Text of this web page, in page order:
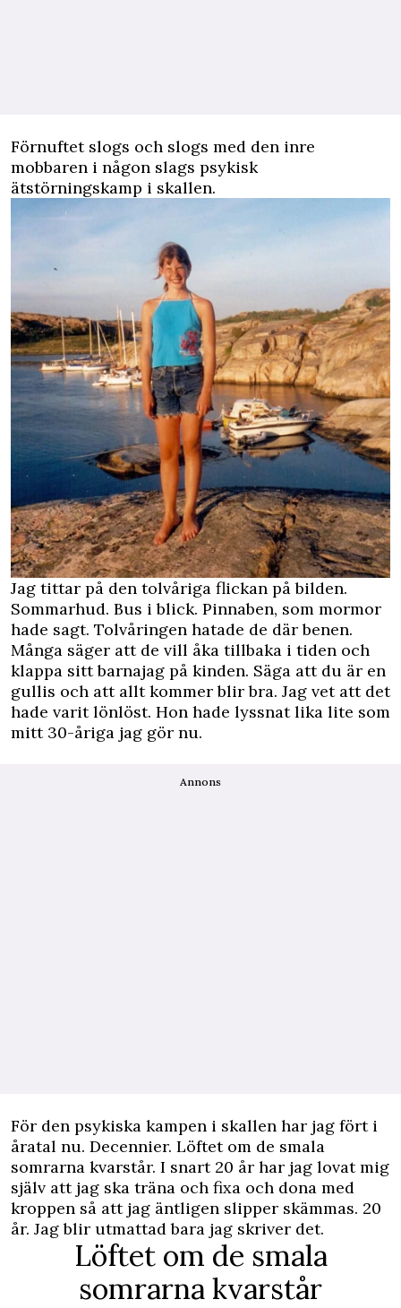
Förnuftet slogs och slogs med den inre
mobbaren i någon slags psykisk
ätstörningskamp i skallen.
Jag tittar på den tolvåriga flickan på bilden.
Sommarhud. Bus i blick. Pinnaben, som mormor
hade sagt. Tolvåringen hatade de där benen.
Många säger att de vill åka tillbaka i tiden och
klappa sitt barnajag på kinden. Säga att du är en
gullis och att allt kommer blir bra. Jag vet att det
hade varit lönlöst. Hon hade lyssnat lika lite som
mitt 30-åriga jag gör nu.
Annons
För den psykiska kampen i skallen har jag fört i
åratal nu. Decennier. Löftet om de smala
somrarna kvarstår. I snart 20 år har jag lovat mig
själv att jag ska träna och fixa och dona med
kroppen så att jag äntligen slipper skämmas. 20
år. Jag blir utmattad bara jag skriver det.
Löftet om de smala
somrarna kvarstår